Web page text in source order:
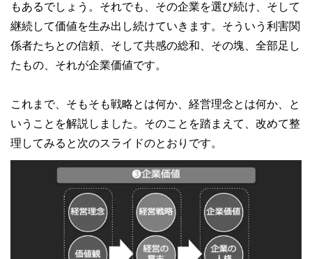
もあるでしょう。それでも、その企業を選び続け、そして
継続して価値を生み出し続けていきます。そういう利害関
係者たちとの信頼、そして共感の総和、その塊、全部足し
たもの、それが企業価値です。
これまで、そもそも戦略とは何か、経営理念とは何か、と
いうことを解説しました。そのことを踏まえて、改めて整
理してみると次のスライドのとおりです。